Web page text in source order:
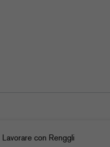
Lavorare con Renggli